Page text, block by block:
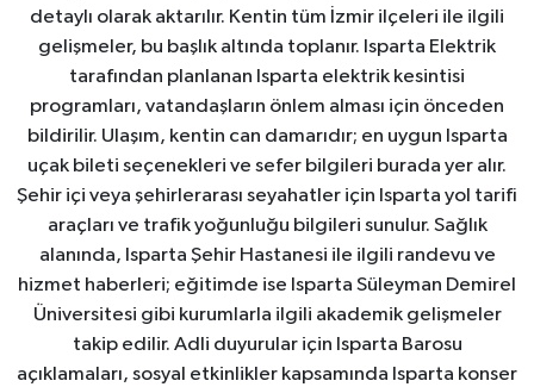
detaylı olarak aktarılır. Kentin tüm İzmir ilçeleri ile ilgili
gelişmeler, bu başlık altında toplanır. Isparta Elektrik
tarafından planlanan Isparta elektrik kesintisi
programları, vatandaşların önlem alması için önceden
bildirilir. Ulaşım, kentin can damarıdır; en uygun Isparta
uçak bileti seçenekleri ve sefer bilgileri burada yer alır.
Şehir içi veya şehirlerarası seyahatler için Isparta yol tarifi
araçları ve trafik yoğunluğu bilgileri sunulur. Sağlık
alanında, Isparta Şehir Hastanesi ile ilgili randevu ve
hizmet haberleri; eğitimde ise Isparta Süleyman Demirel
Üniversitesi gibi kurumlarla ilgili akademik gelişmeler
takip edilir. Adli duyurular için Isparta Barosu
açıklamaları, sosyal etkinlikler kapsamında Isparta konser